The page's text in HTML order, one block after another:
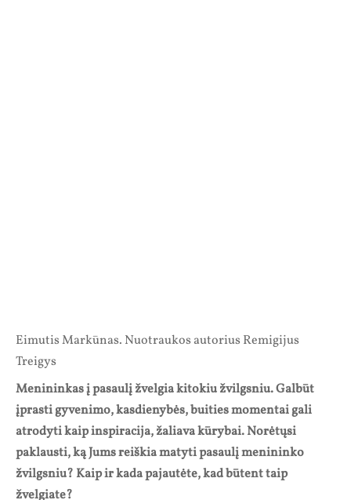
Eimutis Markūnas. Nuotraukos autorius Remigijus
Treigys
Menininkas į pasaulį žvelgia kitokiu žvilgsniu. Galbūt
įprasti gyvenimo, kasdienybės, buities momentai gali
atrodyti kaip inspiracija, žaliava kūrybai. Norėtųsi
paklausti, ką Jums reiškia matyti pasaulį menininko
žvilgsniu? Kaip ir kada pajautėte, kad būtent taip
žvelgiate?